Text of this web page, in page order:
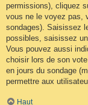
permissions), cliquez
vous ne le voyez pas,
sondages). Saisissez
possibles, saisissez
Vous pouvez aussi
choisir lors de son
en jours du sondage
permettre aux
Haut